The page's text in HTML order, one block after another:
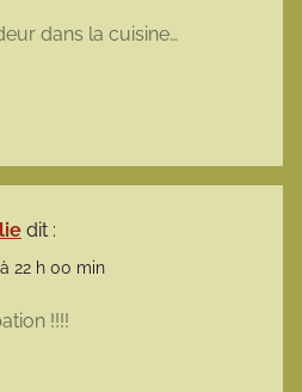
dans la cuisine…
dit :
22 h 00 min
!!!!